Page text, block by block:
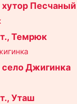
хутор Песчаный
Темрюк
село Джигинка
Уташ